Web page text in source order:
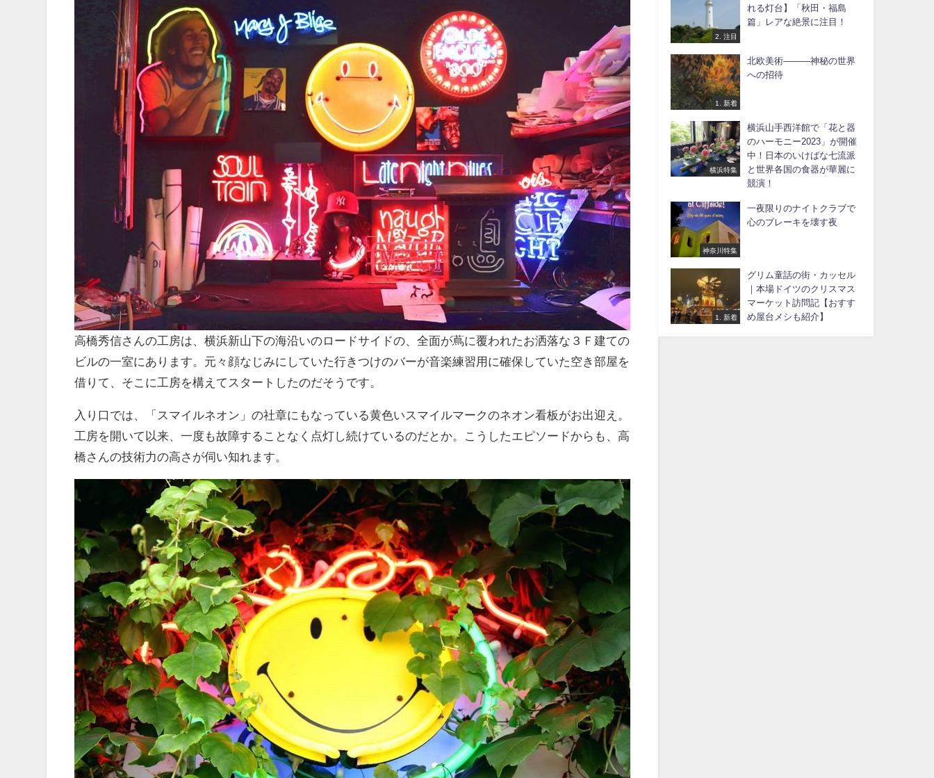
高橋秀信さんの工房は、横浜新山下の海沿いのロードサイドの、全面が蔦に覆われたお洒落な３Ｆ建ての
ビルの一室にあります。元々顔なじみにしていた行きつけのバーが音楽練習用に確保していた空き部屋を
借りて、そこに工房を構えてスタートしたのだそうです。
入り口では、「スマイルネオン」の社章にもなっている黄色いスマイルマークのネオン看板がお出迎え。
工房を開いて以来、一度も故障することなく点灯し続けているのだとか。こうしたエピソードからも、高
橋さんの技術力の高さが伺い知れます。
2. 注目
れる灯台】「秋田・福島
篇」レアな絶景に注目！
1. 新着
北欧美術―――神秘の世界
への招待
横浜特集
横浜山手西洋館で「花と器
のハーモニー2023」が開催
中！日本のいけばな七流派
と世界各国の食器が華麗に
競演！
神奈川特集
一夜限りのナイトクラブで
心のブレーキを壊す夜
1. 新着
グリム童話の街・カッセル
｜本場ドイツのクリスマス
マーケット訪問記【おすす
め屋台メシも紹介】